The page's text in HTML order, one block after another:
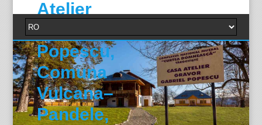
Atelier
Gabriel
Popescu,
Comuna
Vulcana–
Pandele,